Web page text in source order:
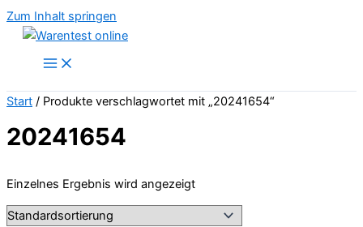
Zum Inhalt springen
Start / Produkte verschlagwortet mit „20241654“
20241654
Einzelnes Ergebnis wird angezeigt